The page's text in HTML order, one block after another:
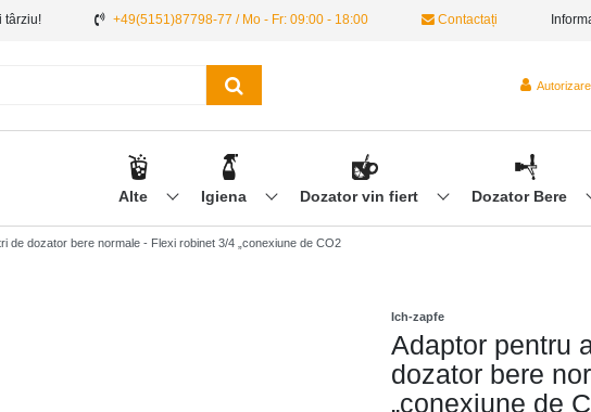
târziu! +49(5151)87798-77 / Mo - Fr: 09:00 - 18:00 Contactați
Autorizare
Alte Igiena Dozator vin fiert Dozator Bere
de dozator bere normale - Flexi robinet 3/4 „conexiune de CO2
Ich-zapfe
Adaptor pentru
dozator bere
„conexiune de